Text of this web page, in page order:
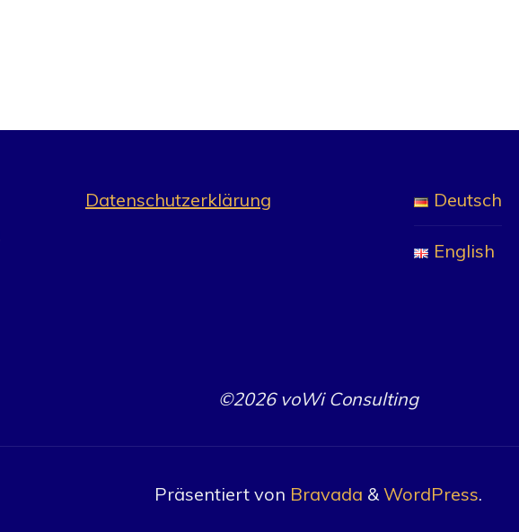
Datenschutzerklärung Deutsch
English
©2026 voWi Consulting
Präsentiert von Bravada & WordPress.